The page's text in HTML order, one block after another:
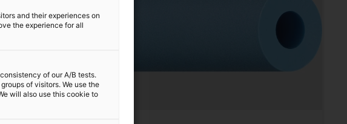
and their experiences on
the experience for all
of our A/B tests.
of visitors. We use the
will also use this cookie to